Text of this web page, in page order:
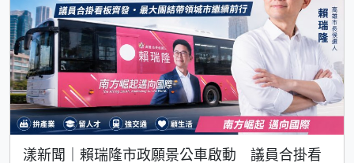
漾新聞｜賴瑞隆市政願景公車啟動 議員合掛看